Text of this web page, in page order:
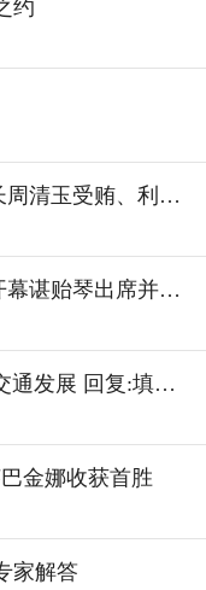
约
国家开发银行原党委委员、副行长周清玉受贿、利用影响力受贿案一审宣判
全国巾帼家政服务职业技能大赛开幕谌贻琴出席并宣布开幕
有回音|网友关注湖南湘西南区域交通发展 回复:填补"空白" 完善路网
金娜收获首胜
家解答